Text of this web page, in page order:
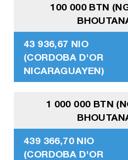
100 000 BTN
43 936,67 NIO
(CORDOBA D'OR
NICARAGUAYEN)
1 000 000 BTN
439 366,70 NIO
(CORDOBA D'OR